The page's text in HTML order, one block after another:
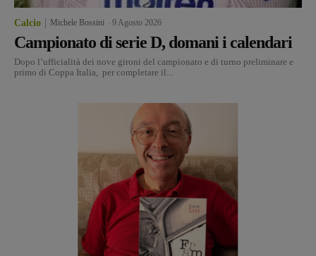
Calcio Michele Bossini 9 Agosto 2026
Campionato di serie D, domani i calendari
Dopo l’ufficialità dei nove gironi del campionato e di turno preliminare e
primo di Coppa Italia, per completare il...